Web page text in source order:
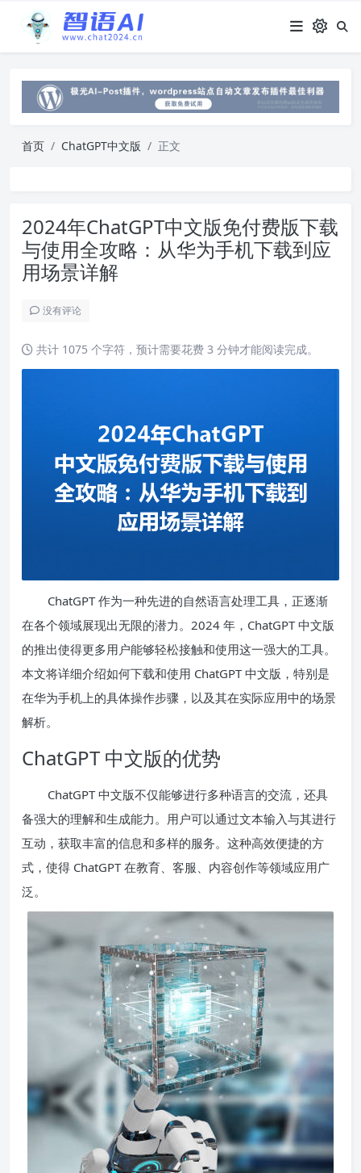
首页 ChatGPT中文版 正文
2024年ChatGPT中文版免付费版下载
与使用全攻略：从华为手机下载到应
用场景详解
没有评论
共计 1075 个字符，预计需要花费 3 分钟才能阅读完成。
ChatGPT 作为一种先进的自然语言处理工具，正逐渐
在各个领域展现出无限的潜力。2024 年，ChatGPT 中文版
的推出使得更多用户能够轻松接触和使用这一强大的工具。
本文将详细介绍如何下载和使用 ChatGPT 中文版，特别是
在华为手机上的具体操作步骤，以及其在实际应用中的场景
解析。
ChatGPT 中文版的优势
ChatGPT 中文版不仅能够进行多种语言的交流，还具
备强大的理解和生成能力。用户可以通过文本输入与其进行
互动，获取丰富的信息和多样的服务。这种高效便捷的方
式，使得 ChatGPT 在教育、客服、内容创作等领域应用广
泛。